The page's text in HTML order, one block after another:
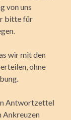
von uns
bitte für
wir mit den
ohne
Antwortzettel
Ankreuzen